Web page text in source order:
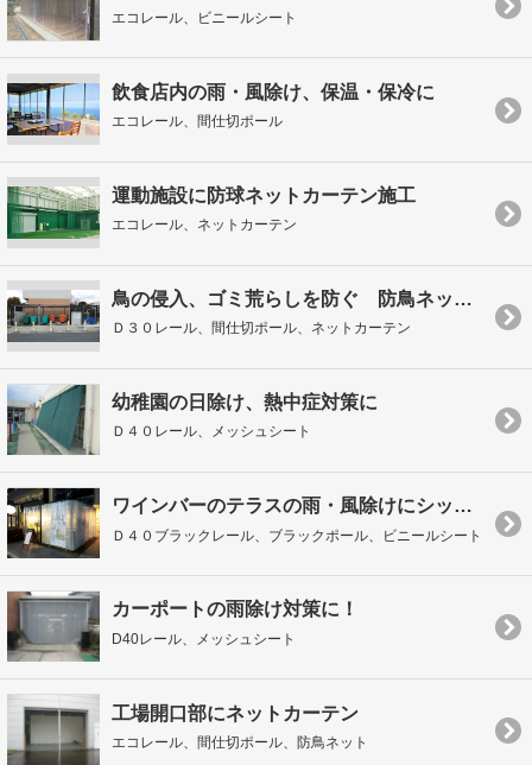
エコレール、ビニールシート
飲食店内の雨・風除け、保温・保冷に
エコレール、間仕切ポール
運動施設に防球ネットカーテン施工
エコレール、ネットカーテン
鳥の侵入、ゴミ荒らしを防ぐ 防鳥ネットカーテン施工
Ｄ３０レール、間仕切ポール、ネットカーテン
幼稚園の日除け、熱中症対策に
Ｄ４０レール、メッシュシート
ワインバーのテラスの雨・風除けにシックなブラック！
Ｄ４０ブラックレール、ブラックポール、ビニールシート
カーポートの雨除け対策に！
D40レール、メッシュシート
工場開口部にネットカーテン
エコレール、間仕切ポール、防鳥ネット